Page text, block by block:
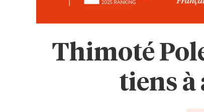
Thimoté
tiens à